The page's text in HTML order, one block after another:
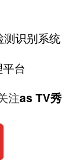
测识别系统
台
注as TV秀